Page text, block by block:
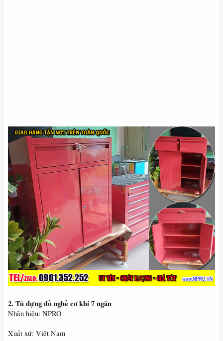
2. Tủ đựng đồ nghề cơ khí 7 ngăn
Nhãn hiệu: NPRO
Xuất xứ: Việt Nam